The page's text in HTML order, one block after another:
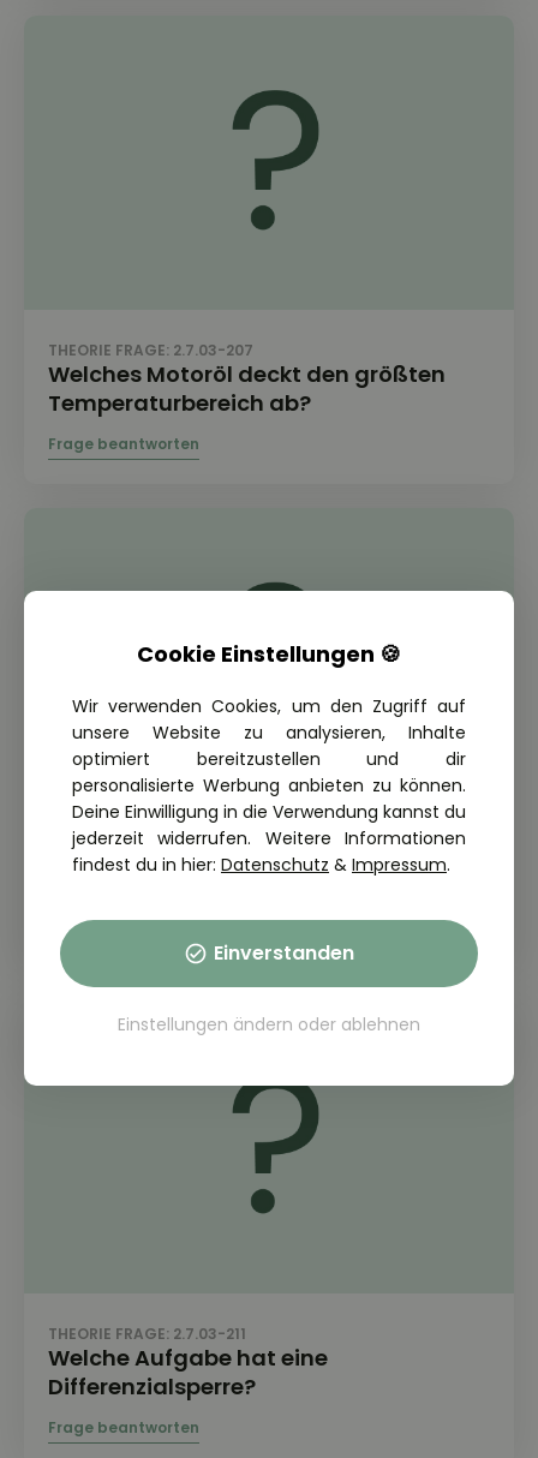
THEORIE FRAGE: 2.7.03-207
Welches Motoröl deckt den größten
Temperaturbereich ab?
THEORIE FRAGE: 2.7.03-208
Ihr Dieselmotor springt im Winter nicht
THEORIE FRAGE: 2.7.03-211
Welche Aufgabe hat eine
Differenzialsperre?
Cookie Einstellungen 🍪
Wir verwenden Cookies, um den Zugriff auf
unsere Website zu analysieren, Inhalte
optimiert bereitzustellen und dir
personalisierte Werbung anbieten zu können.
Deine Einwilligung in die Verwendung kannst du
jederzeit widerrufen. Weitere Informationen
findest du in hier: Datenschutz & Impressum.
Einverstanden
Einstellungen ändern oder ablehnen